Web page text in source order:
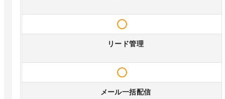
リード管理
メール一括配信